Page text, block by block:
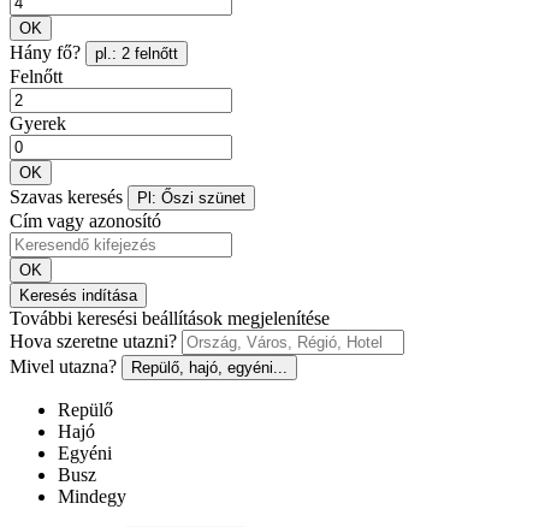
OK
Hány fő? pl.: 2 felnőtt
Felnőtt
Gyerek
OK
Szavas keresés Pl: Őszi szünet
Cím vagy azonosító
OK
Keresés indítása
További keresési beállítások megjelenítése
Hova szeretne utazni?
Mivel utazna?
Repülő, hajó, egyéni...
Repülő
Hajó
Egyéni
Busz
Mindegy